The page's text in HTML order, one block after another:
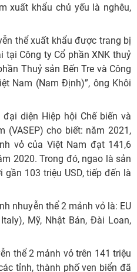
xuất khẩu chủ yếu là nghêu,
thể xuất khẩu được trang bị
tại Công ty Cổ phần XNK thuỷ
Thuỷ sản Bến Tre và Công
Nam (Nam Định)”, ông Khôi
diện Hiệp hội Chế biến và
(VASEP) cho biết: năm 2021,
vỏ của Việt Nam đạt 141,6
2020. Trong đó, ngao là sản
103 triệu USD, tiếp đến là
nhuyễn thể 2 mảnh vỏ là: EU
Mỹ, Nhật Bản, Đài Loan,
thể 2 mảnh vỏ trên 141 triệu
tỉnh, thành phố ven biển đã